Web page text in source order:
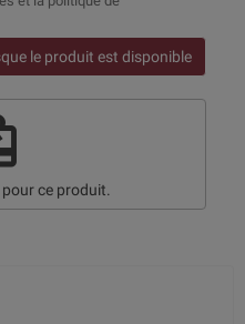
le produit est disponible
ce produit.